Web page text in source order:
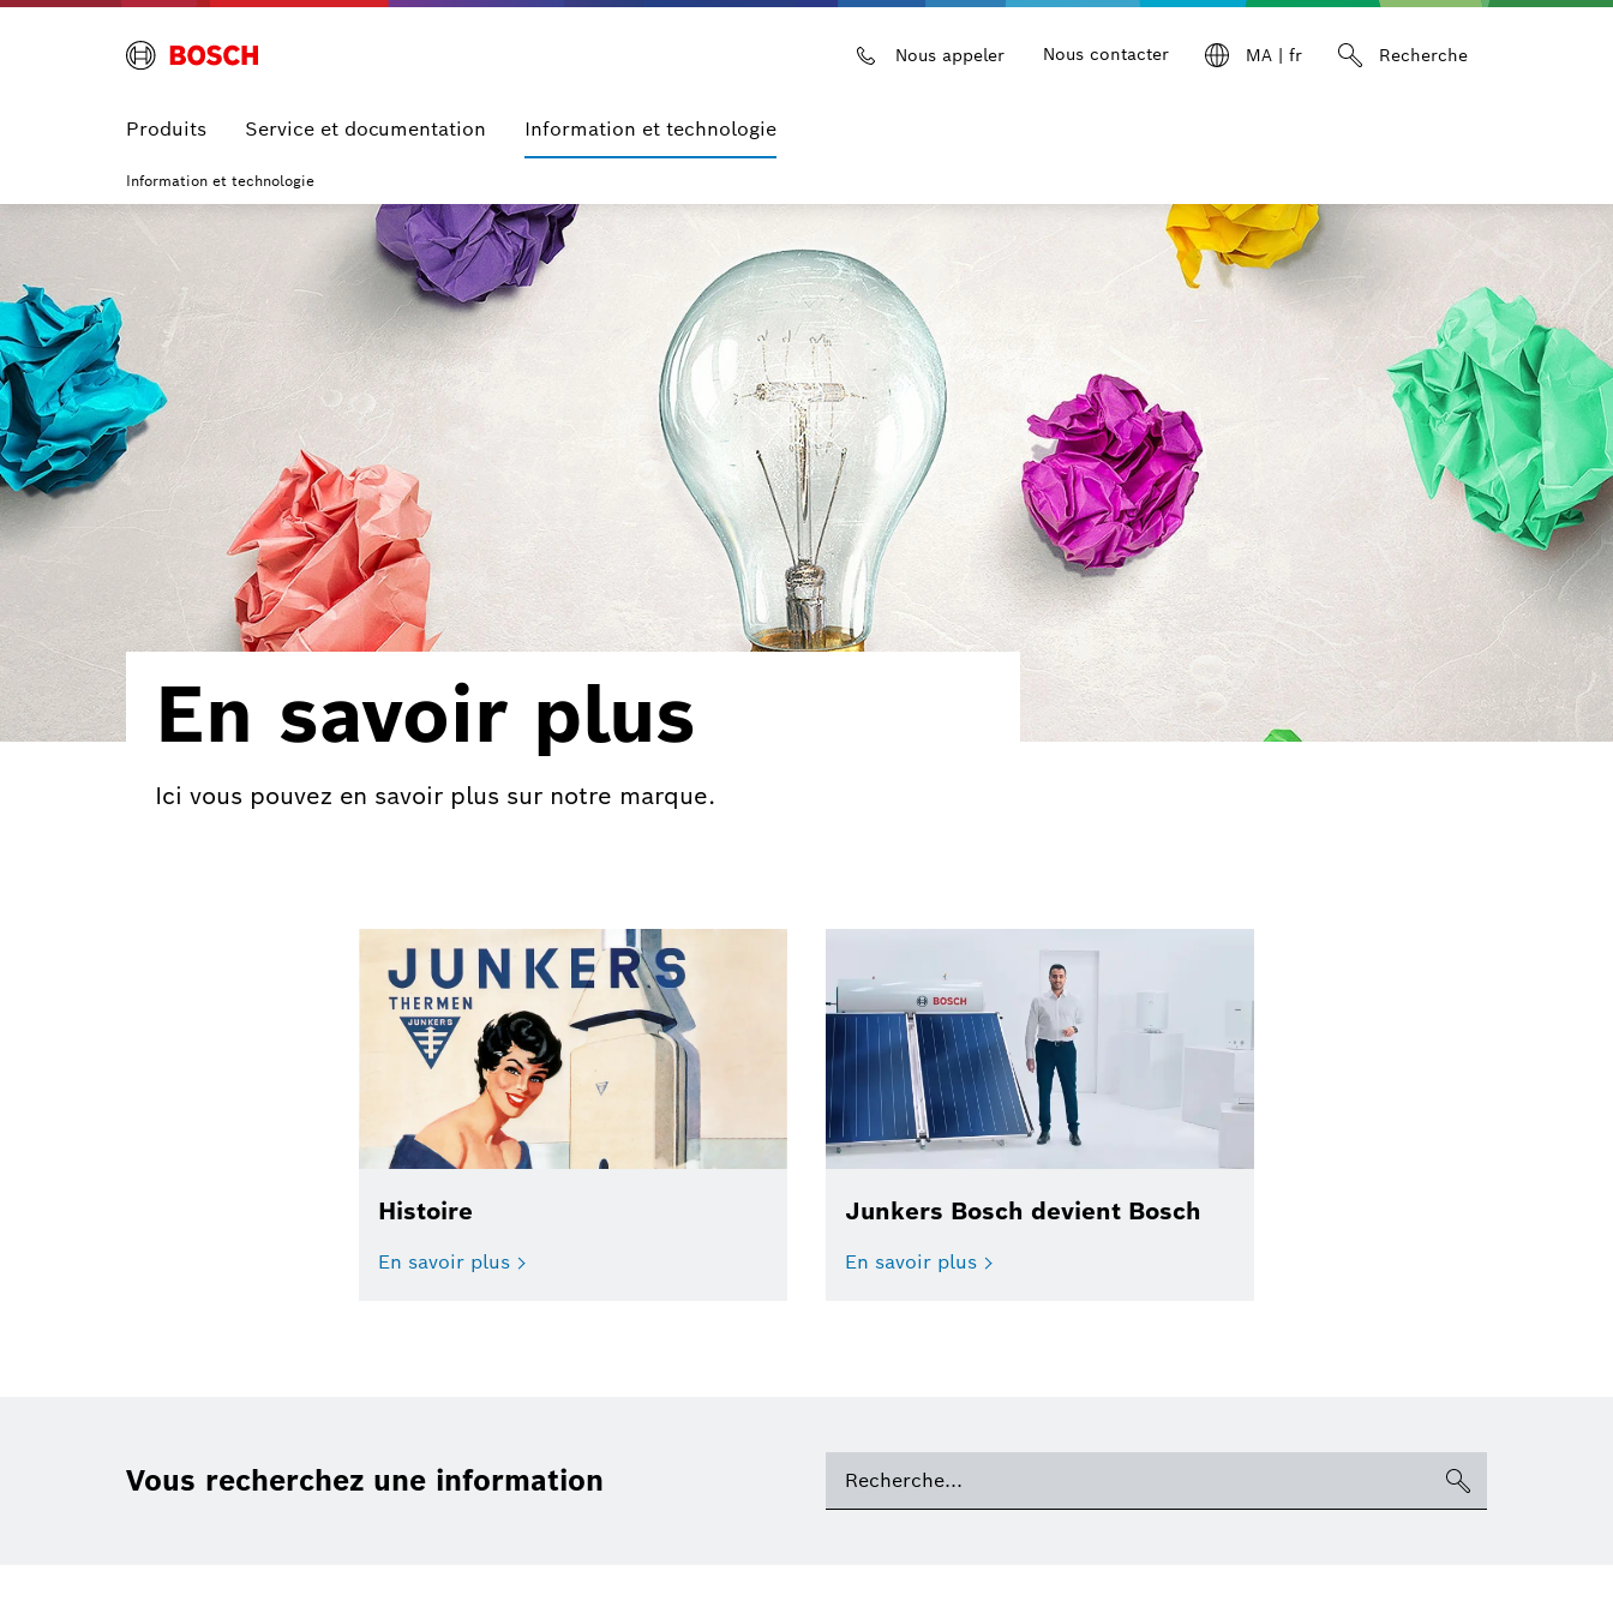
Nous appeler Nous contacter MA | fr Recherche
Produits Service et documentation Information et technologie
Information et technologie
En savoir plus
Ici vous pouvez en savoir plus sur notre marque.
Histoire
En savoir plus
Junkers Bosch devient Bosch
En savoir plus
Vous recherchez une information